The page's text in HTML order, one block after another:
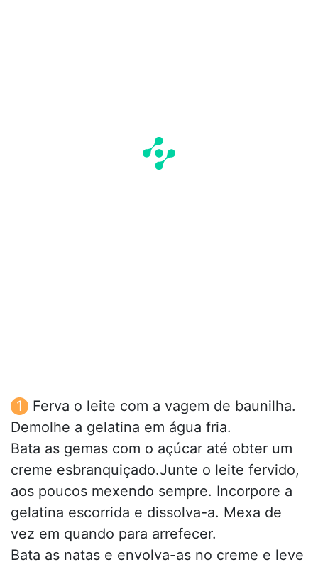
Ferva o leite com a vagem de baunilha.
Demolhe a gelatina em água fria.
Bata as gemas com o açúcar até obter um
creme esbranquiçado.Junte o leite fervido,
aos poucos mexendo sempre. Incorpore a
gelatina escorrida e dissolva-a. Mexa de
vez em quando para arrefecer.
Bata as natas e envolva-as no creme e leve